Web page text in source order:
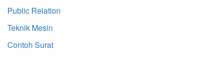
Public Relation
Teknik Mesin
Contoh Surat